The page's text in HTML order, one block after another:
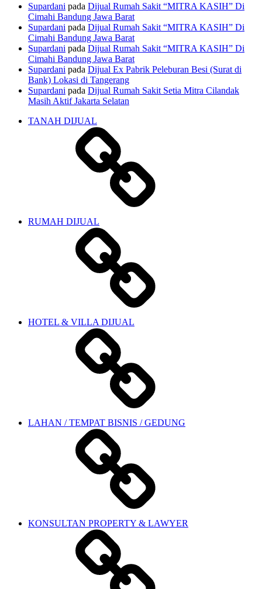
Supardani pada Dijual Rumah Sakit “MITRA KASIH” Di
Cimahi Bandung Jawa Barat
Supardani pada Dijual Rumah Sakit “MITRA KASIH” Di
Cimahi Bandung Jawa Barat
Supardani pada Dijual Rumah Sakit “MITRA KASIH” Di
Cimahi Bandung Jawa Barat
Supardani pada Dijual Ex Pabrik Peleburan Besi (Surat di
Bank) Lokasi di Tangerang
Supardani pada Dijual Rumah Sakit Setia Mitra Cilandak
Masih Aktif Jakarta Selatan
TANAH DIJUAL
RUMAH DIJUAL
HOTEL & VILLA DIJUAL
LAHAN / TEMPAT BISNIS / GEDUNG
KONSULTAN PROPERTY & LAWYER